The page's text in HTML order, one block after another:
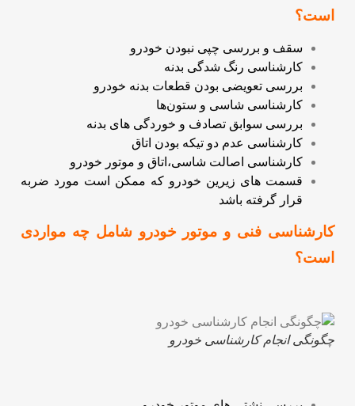
است؟
سقف و بررسی چپی نبودن خودرو
کارشناسی رنگ شدگی بدنه
بررسی تعویضی بودن قطعات بدنه خودرو
کارشناسی شاسی و ستون‌ها
بررسی سوابق تصادف و خوردگی های بدنه
کارشناسی عدم دو تیکه بودن اتاق
کارشناسی اصالت شاسی،اتاق و موتور خودرو
قسمت های زیرین خودرو که ممکن است مورد ضربه
قرار گرفته باشد
کارشناسی فنی و موتور خودرو شامل چه مواردی
است؟
چگونگی انجام کارشناسی خودرو